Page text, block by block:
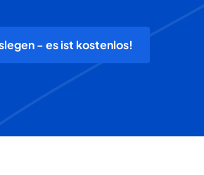
- es ist kostenlos!